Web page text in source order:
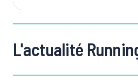
L'actualité